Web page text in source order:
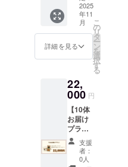
設を指
定する
場合は
施設名
を下記
し、備
考欄に
ご記入
くださ
い。指
定施設
での寄
贈受け
入れが
活動報
告を含
むメッ
セージ
メール
を送ら
せてい
ます。
※このリ
ターン
は5体寄
贈プラ
ン、10
体寄贈
プラン
と同じ
2025
年11
月
詳細を見る
こ
の
リ
タ
ー
ン
を
選
択
す
る
22,
000 円
【10体
お届け
プラ
ン】 ・
数量：
10点 ・
支援
者：
0人